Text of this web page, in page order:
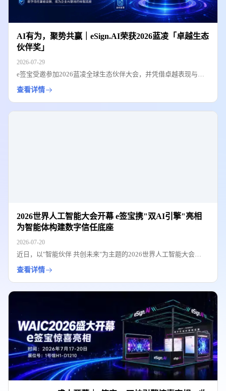
AI有为，聚势共赢｜eSign.AI荣获2026蓝凌「卓越生态
伙伴奖」
2026-07-29
e签宝受邀参加2026蓝凌全球生态伙伴大会，并凭借卓越表现与技
术创新实力荣获“卓越生态伙伴奖”。双方将以LanBots.AI与eSign.AI
融合，推动企业AI流程落地与可信闭环建设。
查看详情
2026世界人工智能大会开幕 e签宝携"双AI引擎"亮相
为智能体构建数字信任底座
2026-07-20
近日，以"智能伙伴 共创未来"为主题的2026世界人工智能大会
(WAIC)在上海举办。e签宝携eSign.AI与VeriAgent.AI亮相本届
WAIC，展示了从"电子签名工具"向"数字世界信任服务商"战略跃迁
的最新成果。
查看详情